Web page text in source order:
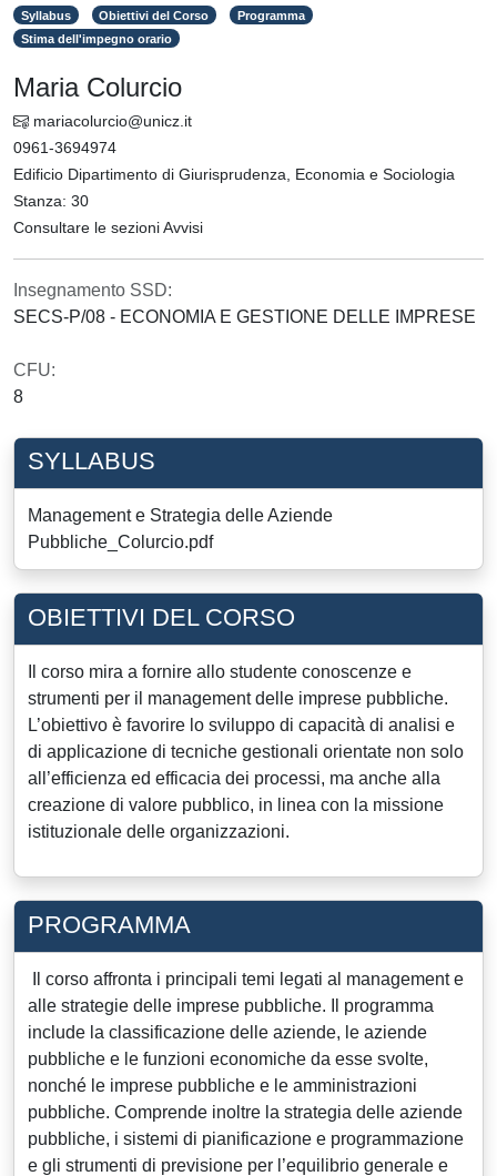
Syllabus Obiettivi del Corso
Programma
Stima dell'impegno orario
Maria Colurcio
mariacolurcio@unicz.it
0961-3694974
Edificio Dipartimento di Giurisprudenza, Economia e Sociologia
Stanza: 30
Consultare le sezioni Avvisi
Insegnamento SSD:
SECS-P/08 - ECONOMIA E GESTIONE DELLE IMPRESE
CFU:
8
SYLLABUS
Management e Strategia delle Aziende
Pubbliche_Colurcio.pdf
OBIETTIVI DEL CORSO
Il corso mira a fornire allo studente conoscenze e
strumenti per il management delle imprese pubbliche.
L’obiettivo è favorire lo sviluppo di capacità di analisi e
di applicazione di tecniche gestionali orientate non solo
all’efficienza ed efficacia dei processi, ma anche alla
creazione di valore pubblico, in linea con la missione
istituzionale delle organizzazioni.
PROGRAMMA
Il corso affronta i principali temi legati al management e
alle strategie delle imprese pubbliche. Il programma
include la classificazione delle aziende, le aziende
pubbliche e le funzioni economiche da esse svolte,
nonché le imprese pubbliche e le amministrazioni
pubbliche. Comprende inoltre la strategia delle aziende
pubbliche, i sistemi di pianificazione e programmazione
e gli strumenti di previsione per l’equilibrio generale e